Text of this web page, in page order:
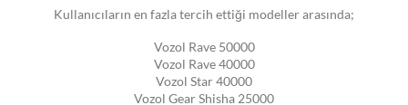
Kullanıcıların en fazla tercih ettiği modeller arasında;
Vozol Rave 50000
Vozol Rave 40000
Vozol Star 40000
Vozol Gear Shisha 25000